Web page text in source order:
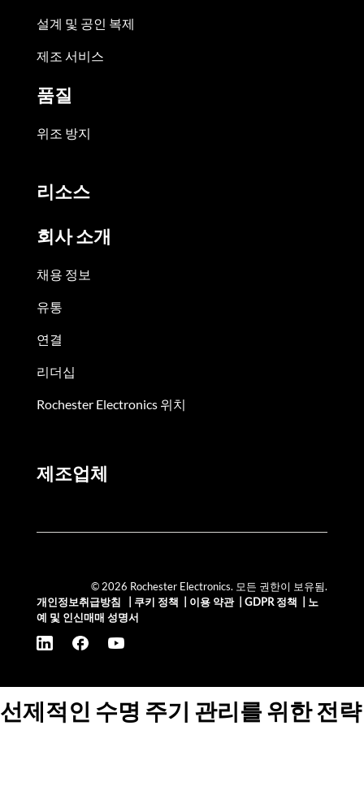
설계 및 공인 복제
제조 서비스
품질
위조 방지
리소스
회사 소개
채용 정보
유통
연결
리더십
Rochester Electronics 위치
제조업체
© 2026 Rochester Electronics. 모든 권한이 보유됨.
개인정보취급방침
쿠키 정책 이용 약관| GDPR 정책
노
예 및 인신매매 성명서
선제적인 수명 주기 관리를 위한 전략